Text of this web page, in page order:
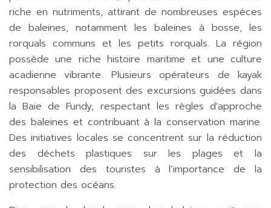
riche en nutriments, attirant de nombreuses espèces
de baleines, notamment les baleines à bosse, les
rorquals communs et les petits rorquals. La région
possède une riche histoire maritime et une culture
acadienne vibrante. Plusieurs opérateurs de kayak
responsables proposent des excursions guidées dans
la Baie de Fundy, respectant les règles d’approche
des baleines et contribuant à la conservation marine.
Des initiatives locales se concentrent sur la réduction
des déchets plastiques sur les plages et la
sensibilisation des touristes à l’importance de la
protection des océans.